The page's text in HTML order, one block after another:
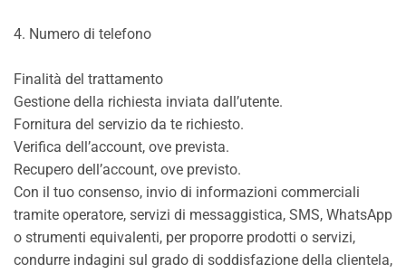
4. Numero di telefono
Finalità del trattamento
Gestione della richiesta inviata dall’utente.
Fornitura del servizio da te richiesto.
Verifica dell’account, ove prevista.
Recupero dell’account, ove previsto.
Con il tuo consenso, invio di informazioni commerciali
tramite operatore, servizi di messaggistica, SMS, WhatsApp
o strumenti equivalenti, per proporre prodotti o servizi,
condurre indagini sul grado di soddisfazione della clientela,